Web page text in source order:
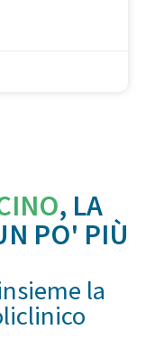
, LA
PO' PIÙ
la